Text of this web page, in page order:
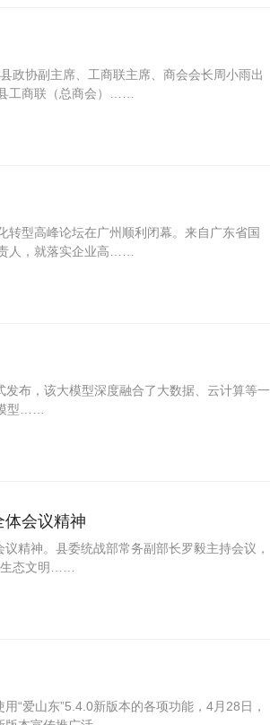
政协副主席、工商联主席、商会会长周小雨出
工商联（总商会）……
型高峰论坛在广州顺利闭幕。来自广东省国
人，就落实企业高……
布，该大模型深度融合了大数据、云计算等一
型……
体会议精神
精神。县委统战部常务副部长罗毅主持会议，
态文明……
“爱山东”5.4.0新版本的各项功能，4月28日，